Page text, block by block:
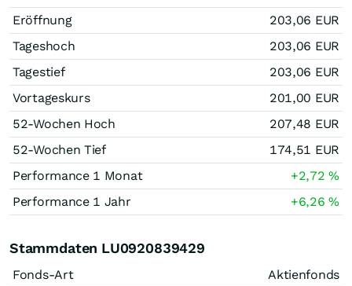
Eröffnung
203,06 EUR
Tageshoch
203,06 EUR
Tagestief
203,06 EUR
Vortageskurs
201,00 EUR
52-Wochen Hoch
207,48 EUR
52-Wochen Tief
174,51 EUR
Performance 1 Monat
+2,72%
Performance 1 Jahr
+6,26%
Stammdaten LU0920839429
Fonds-Art
Aktienfonds